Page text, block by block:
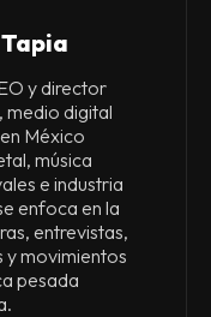
y director
medio digital
México
música
e industria
enfoca en la
entrevistas,
y movimientos
pesada